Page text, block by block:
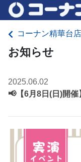
コーナン精華台
お知らせ
2025.06.02
📢【6月8日(日)開